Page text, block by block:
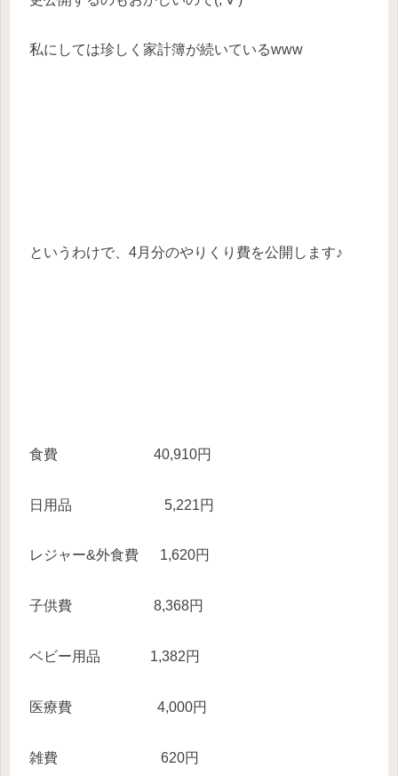
私にしては珍しく家計簿が続いているwww
というわけで、4月分のやりくり費を公開します♪
食費 40,910円
日用品 5,221円
レジャー&外食費 1,620円
子供費 8,368円
ベビー用品 1,382円
医療費 4,000円
雑費 620円